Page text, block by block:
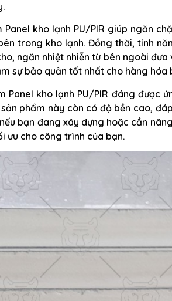
kho lạnh PU/PIR giúp ngăn
trong kho lạnh. Đồng thời, tính
ngăn nhiệt nhiễn từ bên ngoài
sự bảo quản tốt nhất cho hàng hóa
Panel kho lạnh PU/PIR đáng được
phẩm này còn có độ bền cao,
bạn đang xây dựng hoặc cần
ưu cho công trình của bạn.